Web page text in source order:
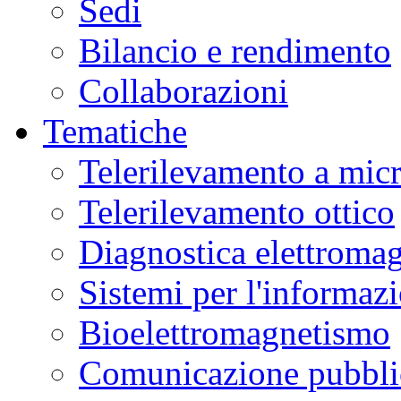
Sedi
Bilancio e rendimento
Collaborazioni
Tematiche
Telerilevamento a
Telerilevamento ottico
Diagnostica
Sistemi per
Bioelettromagnetismo
Comunicazione